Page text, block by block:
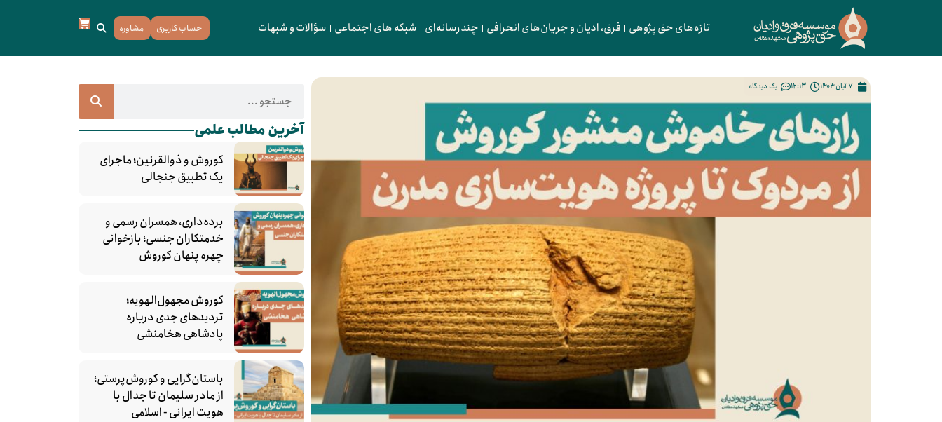
تازه‌های حق پژوهی فرق، ادیان و جریان‌های انحرافی چندرسانه‌ای شبکه های اجتماعی سؤالات و شبهات حساب کاربری مشاوره
7 آبان 1404 12:13 یک دیدگاه
آخرین مطالب علمی
کوروش و ذوالقرنین؛ ماجرای
یک تطبیق جنجالی
برده‌داری، همسران رسمی و
خدمتکاران جنسی؛ بازخوانی
چهره پنهان کوروش
کوروش مجهول‌الهویه؛
تردیدهای جدی درباره
پادشاهی هخامنشی
باستان‌گرایی و کوروش‌پرستی؛
از مادر سلیمان تا جدال با
هویت ایرانی - اسلامی